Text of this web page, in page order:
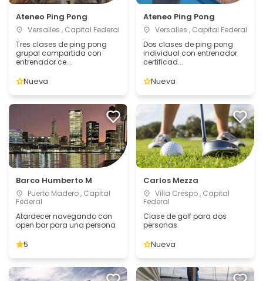
Ateneo Ping Pong
Versalles , Capital Federal
Tres clases de ping pong
grupal compartida con
entrenador ce...
Nueva
Ateneo Ping Pong
Versalles , Capital Federal
Dos clases de ping pong
individual con entrenador
certificad...
Nueva
Barco Humberto M
Puerto Madero , Capital
Federal
Atardecer navegando con
open bar para una persona
5
Carlos Mezza
Villa Crespo , Capital
Federal
Clase de golf para dos
personas
Nueva